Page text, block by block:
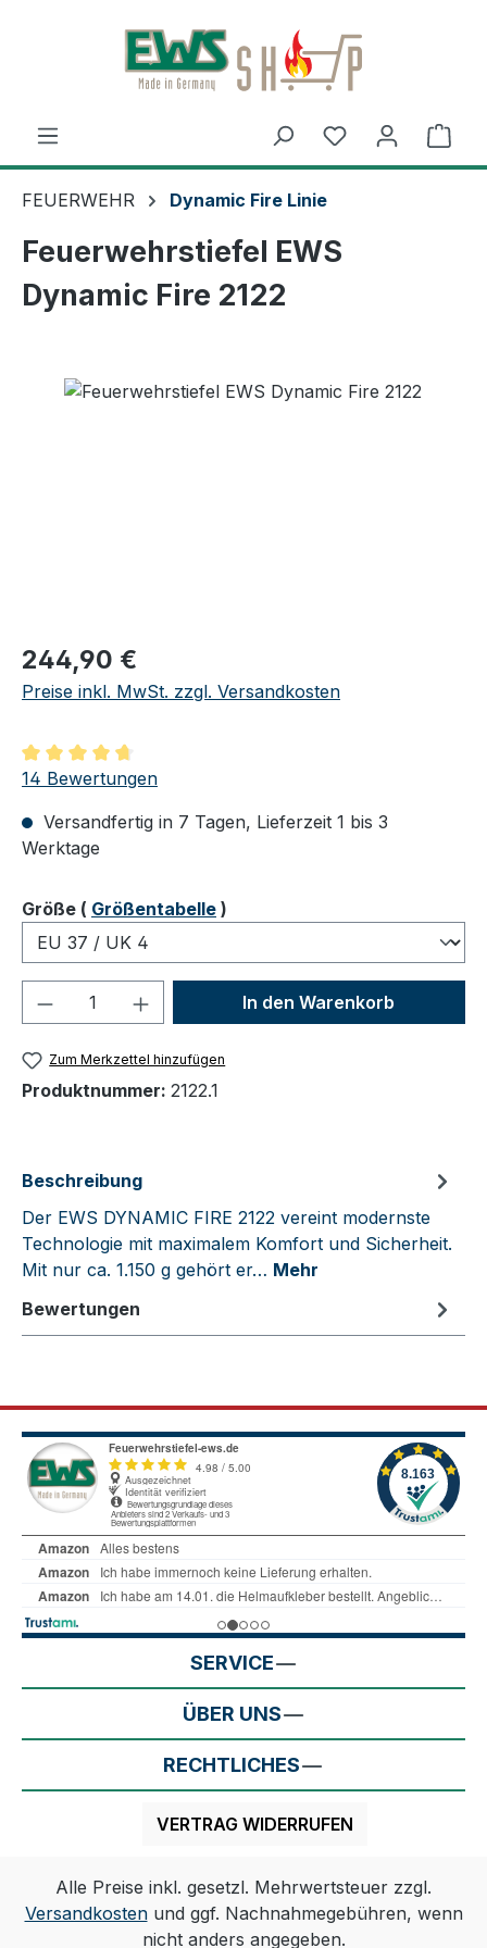
Zum Hauptinhalt springen
FEUERWEHR Dynamic Fire Linie
Feuerwehrstiefel EWS
Dynamic Fire 2122
Regulärer Preis:
244,90 €
Preise inkl. MwSt. zzgl. Versandkosten
Durchschnittliche Bewertung von 4.86 von 5 Sternen
14 Bewertungen
Versandfertig in 7 Tagen, Lieferzeit 1 bis 3
Werktage
Größeauswählen
( Größentabelle )
Produkt Anzahl: Gib denIn den Warenkorb
Zum Merkzettel hinzufügen
Produktnummer: 2122.1
Beschreibung
Der EWS DYNAMIC FIRE 2122 vereint modernste
Technologie mit maximalem Komfort und Sicherheit.
Mit nur ca. 1.150 g gehört er… Mehr
Bewertungen
SERVICE
ÜBER UNS
RECHTLICHES
VERTRAG WIDERRUFEN
Alle Preise inkl. gesetzl. Mehrwertsteuer zzgl.
Versandkostenund ggf. Nachnahmegebühren, wenn
nicht anders angegeben.